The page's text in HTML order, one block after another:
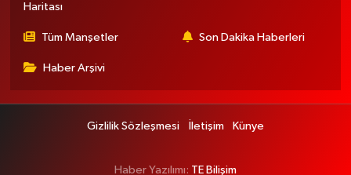
Haritası
Tüm Manşetler Son Dakika Haberleri
Haber Arşivi
Gizlilik Sözleşmesi İletişim Künye
Haber Yazılımı: TE Bilişim